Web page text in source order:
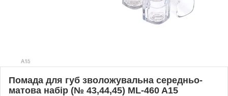
Помада для губ зволожувальна середньо-
матова набір (№ 43,44,45) ML-460 A15